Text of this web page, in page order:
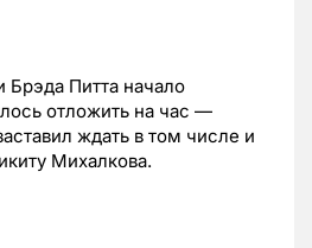
Брэда Питта начало
отложить на час —
ждать в том числе и
Михалкова.